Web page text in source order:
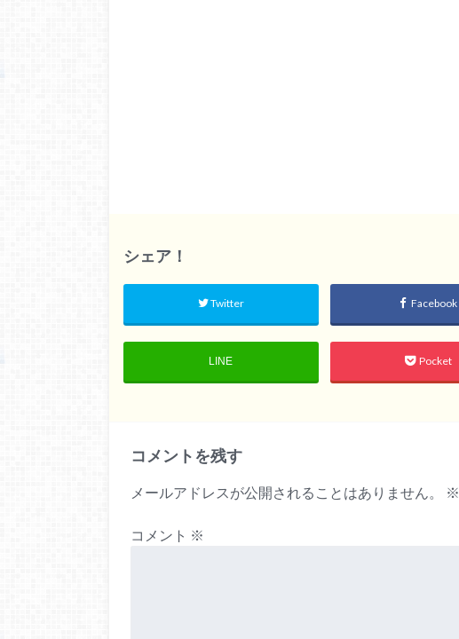
シェア！
Twitter Facebook
LINE Pocket
コメントを残す
メールアドレスが公開されることはありません。 ※
コメント ※